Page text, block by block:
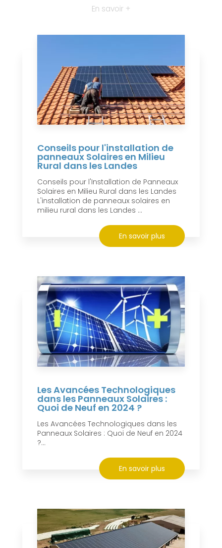
En savoir +
Conseils pour l'installation de
panneaux Solaires en Milieu
Rural dans les Landes
Conseils pour l'Installation de Panneaux
Solaires en Milieu Rural dans les Landes
L'installation de panneaux solaires en
milieu rural dans les Landes ...
En savoir plus
Les Avancées Technologiques
dans les Panneaux Solaires :
Quoi de Neuf en 2024 ?
Les Avancées Technologiques dans les
Panneaux Solaires : Quoi de Neuf en 2024
?...
En savoir plus